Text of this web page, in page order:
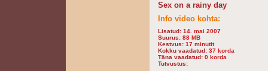
Sex on a rainy day
Info video kohta:
Lisatud: 14. mai 2007
Suurus: 88 MB
Kestvus: 17 minutit
Kokku vaadatud: 37 korda
Täna vaadatud: 0 korda
Tutvustus: